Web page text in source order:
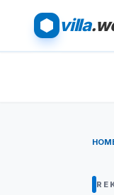
villa